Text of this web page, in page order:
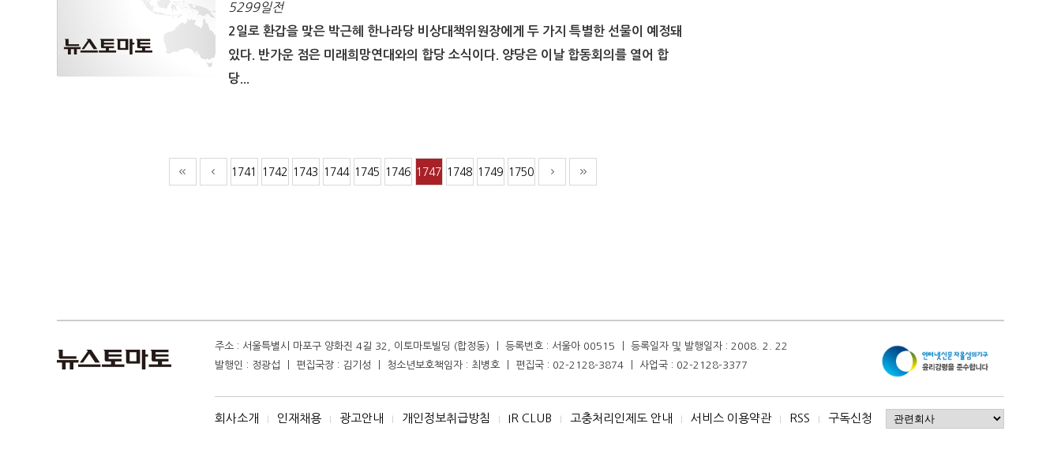
5299일전
2일로 환갑을 맞은 박근혜 한나라당 비상대책위원장에게 두 가지 특별한 선물이 예정돼
있다. 반가운 점은 미래희망연대와의 합당 소식이다. 양당은 이날 합동회의를 열어 합
당...
1741 1742 1743 1744 1745 1746 1747 1748 1749 1750
주소 : 서울특별시 마포구 양화진 4길 32, 이토마토빌딩 (합정동) ㅣ 등록번호 : 서울아 00515 ㅣ 등록일자 및 발행일자 : 2008. 2. 22
발행인 : 정광섭 ㅣ 편집국장 : 김기성 ㅣ 청소년보호책임자 : 최병호 ㅣ 편집국 : 02-2128-3874 ㅣ 사업국 : 02-2128-3377
회사소개 I 인재채용 I 광고안내 I 개인정보취급방침 I IR CLUB I 고충처리인제도 안내 I 서비스 이용약관 I RSS I 구독신청